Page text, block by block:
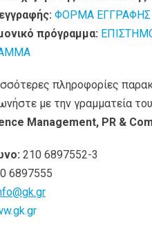
ΦΟΡΜΑ ΕΓΓΡΑΦΗΣ
πρόγραμμα:
πληροφορίες
με την γραμματεία
Management, PR &
210 6897552-3
6897555